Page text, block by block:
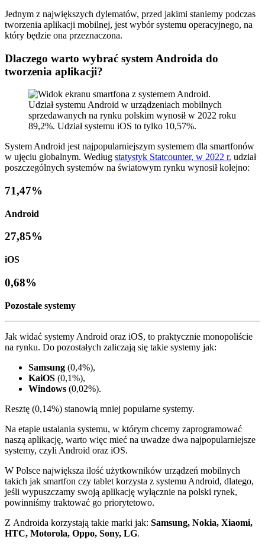
Jednym z największych dylematów, przed jakimi staniemy podczas
tworzenia aplikacji mobilnej, jest wybór systemu operacyjnego, na
który będzie ona przeznaczona.
Dlaczego warto wybrać system Androida do
tworzenia aplikacji?
Udział systemu Android w urządzeniach mobilnych
sprzedawanych na rynku polskim wynosił w 2022 roku
89,2%. Udział systemu iOS to tylko 10,57%.
System Android jest najpopularniejszym systemem dla smartfonów
w ujęciu globalnym. Według statystyk Statcounter, w 2022 r. udział
poszczególnych systemów na światowym rynku wynosił kolejno:
71,47%
Android
27,85%
iOS
0,68%
Pozostałe systemy
Jak widać systemy Android oraz iOS, to praktycznie monopoliście
na rynku. Do pozostałych zaliczają się takie systemy jak:
Samsung (0,4%),
KaiOS (0,1%),
Windows (0,02%).
Resztę (0,14%) stanowią mniej popularne systemy.
Na etapie ustalania systemu, w którym chcemy zaprogramować
naszą aplikację, warto więc mieć na uwadze dwa najpopularniejsze
systemy, czyli Android oraz iOS.
W Polsce największa ilość użytkowników urządzeń mobilnych
takich jak smartfon czy tablet korzysta z systemu Android, dlatego,
jeśli wypuszczamy swoją aplikację wyłącznie na polski rynek,
powinniśmy traktować go priorytetowo.
Z Androida korzystają takie marki jak: Samsung, Nokia, Xiaomi,
HTC, Motorola, Oppo, Sony, LG.